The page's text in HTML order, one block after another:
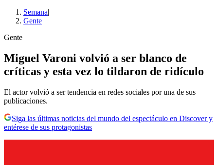
Semana|
Gente
Gente
Miguel Varoni volvió a ser blanco de
críticas y esta vez lo tildaron de ridículo
El actor volvió a ser tendencia en redes sociales por una de sus
publicaciones.
Siga las últimas noticias del mundo del espectáculo en Discover y
entérese de sus protagonistas